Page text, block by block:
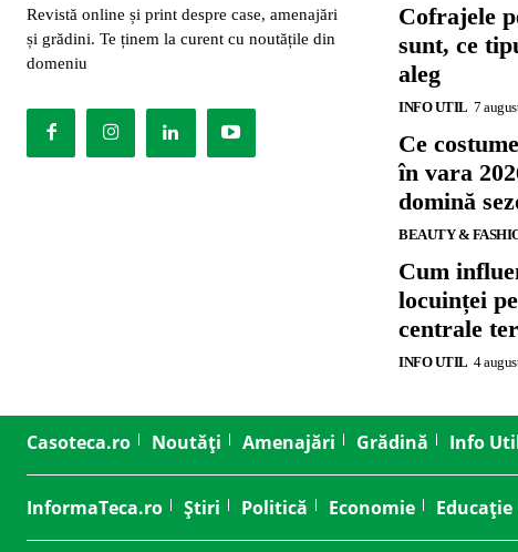
Revistă online și print despre case, amenajări
și grădini. Te ținem la curent cu noutățile din
domeniu
Cofrajele
sunt, ce
aleg
INFO UTIL 7
Ce
în vara
domină
BEAUTY &
Cum
locuinței
centrale
INFO UTIL 4
Casoteca.ro Noutăți Amenajări Grădină Info
InformaTeca.ro Știri Politică Economie Educație